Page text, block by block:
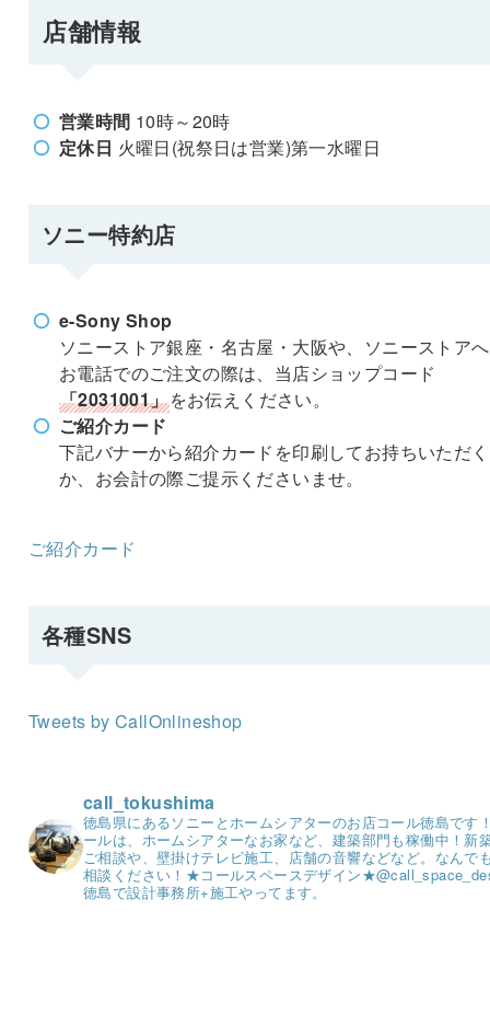
店舗情報
営業時間 10時～20時
定休日 火曜日(祝祭日は営業)第一水曜日
ソニー特約店
e-Sony Shop
ソニーストア銀座・名古屋・大阪や、ソニーストア
お電話でのご注文の際は、当店ショップコード
「2031001」をお伝えください。
ご紹介カード
下記バナーから紹介カードを印刷してお持ちいただく
か、お会計の際ご提示くださいませ。
ご紹介カード
各種SNS
Tweets by CallOnlineshop
call_tokushima
徳島県にあるソニーとホームシアターのお店コール徳島です
ールは、ホームシアターなお家など、建築部門も稼働中！ 新
ご相談や、壁掛けテレビ施工、店舗の音響などなど。 なんで
相談ください！ ★コールスペースデザイン★
徳島で設計事務所+施工やってます。